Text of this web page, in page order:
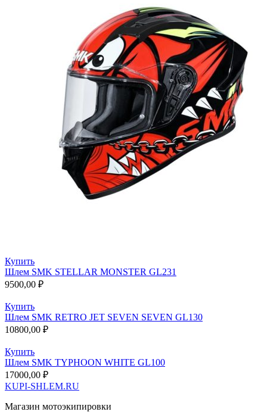
Купить
Шлем SMK STELLAR MONSTER GL231
9500,00 ₽
Купить
Шлем SMK RETRO JET SEVEN SEVEN GL130
10800,00 ₽
Купить
Шлем SMK TYPHOON WHITE GL100
17000,00 ₽
KUPI-SHLEM.RU
Магазин мотоэкипировки